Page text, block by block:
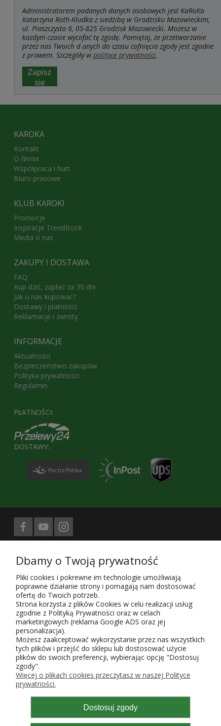
Administratorem podanych danych osobowych jest KaRoKa
Katarzyna Roth-Kłudka z siedzibą w Grodzisku Mazowieckim,
ul. Piaszczysta 6, 05-825 Grodzisk Mazowiecki. Możesz w
każdym czasie wycofać tę zgodę. Pamiętaj, że przetwarzanie
przez nas Twoich d anych do czasu cofnięcia zgody jest zgodne
z prawem. Szczegóły wpolityce prywatności.
Zapisz
się
KAROKA
Kontakt
O firmie
Współpraca i hurt
Biuro prasowe
KLUB KAROKI
Promocje
Inspiracje TrendBook
Media o nas
ZAKUPY I DOSTAWA
FAQ
Kup dziś, zapłać za 30 dni
Jak u nas kupować?
Dostawy i płatności
Reklamacje i zwroty
INFORMACJE
Aktualności
Bezpieczeństwo zakupów
Polityka prywatności
Regulamin
PŁATNOŚCI:
DOSTAWY:
Treści znajdujące się na stronie sklepu KaRoKa.pl są jego własnością.
Zgodnie z ustawą z 4.02.1994 4. o prawie autorskim i prawach
pokrewnych (Dz. U. z 1994 r. Nr 24, poz. 83, sprost. Dz.U. 94 nr 43 poz.
170) kopiowanie, powielanie i rozpowszechnianie w całości lub części
przedstawionych treści wymaga zgody autora i podania źródła.
Użytkowanie sklepu oznacza zgodę na wykorzystywanie plików cookies.
Szczegółowe informacje wPolityce prywatności.
KaRoKa Katarzyna Roth-Kłudka
Piaszczysta 6,
tel. w sprawie zamówień - do sklepu 723 143 153, pn-pt, godz. 9-17;
e-mail:karoka@karoka.pl, NIP 952-107-70-85, Regon 015651496
Wpisu do ewidencji działalności gospodarczej, prowadzonej przez
Burmistrza Gminy Grodzisk Maz. dokonano w roku 2004 pod numerem
9487. Zgłoszenie zbioru danych do GIODO uzyskało poświadczony
identyfikator: 18003/2013.
Nr konta:PKO BP 73 1020 1055 0000 9102 0199 9325
Dbamy o Twoją prywatność
Pliki cookies i pokrewne im technologie umożliwiają
poprawne działanie strony i pomagają nam dostosować
ofertę do Twoich potrzeb.
Strona korzysta z plików Cookies w celu realizacji usług
zgodnie z Polityką Prywatności oraz w celach
marketingowych (reklama Google ADS oraz jej
personalizacja).
Możesz zaakceptować wykorzystanie przez nas wszystkich
tych plików i przejść do sklepu lub dostosować użycie
plików do swoich preferencji, wybierając opcję "Dostosuj
zgody".
Więcej o plikach cookies przeczytasz w naszej Polityce
prywatności.
Dostosuj zgody